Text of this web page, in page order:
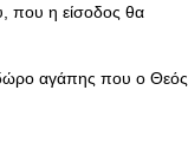
που η είσοδος θα
αγάπης που ο Θεός